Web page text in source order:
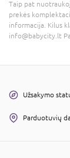
Taip pat
prekės
informacija. Kilus
info@babycity.lt
Užsakymo
Parduotuvių